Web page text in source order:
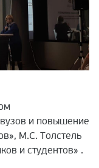
и повышение
М.С. Толстель
и студентов» .